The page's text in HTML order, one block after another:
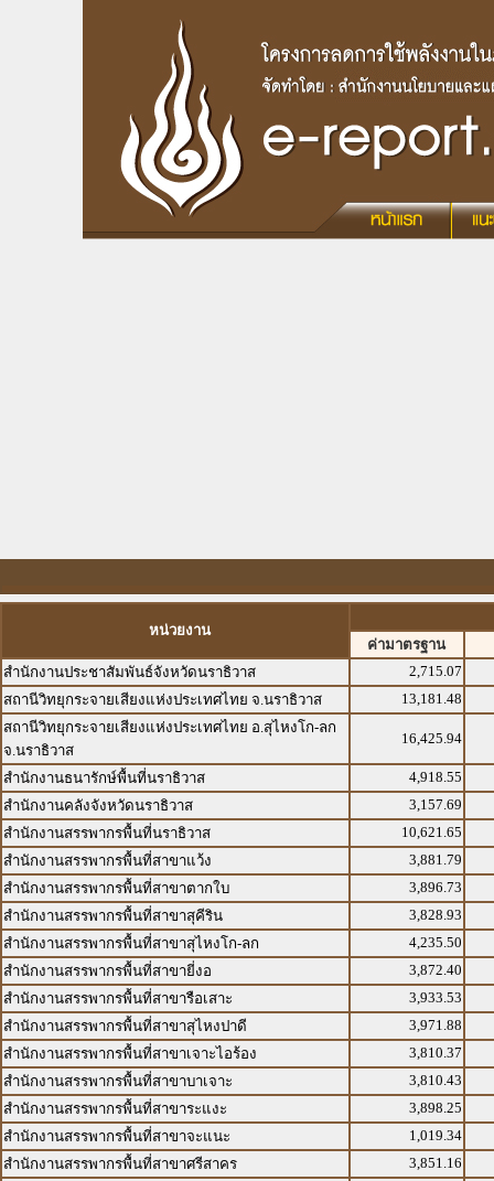
หน่วยงาน
ค่ามาตรฐาน
สำนักงานประชาสัมพันธ์จังหวัดนราธิวาส
2,715.07
สถานีวิทยุกระจายเสียงแห่งประเทศไทย จ.นราธิวาส
13,181.48
สถานีวิทยุกระจายเสียงแห่งประเทศไทย อ.สุไหงโก-ลก
จ.นราธิวาส
16,425.94
สำนักงานธนารักษ์พื้นที่นราธิวาส
4,918.55
สำนักงานคลังจังหวัดนราธิวาส
3,157.69
สำนักงานสรรพากรพื้นที่นราธิวาส
10,621.65
สำนักงานสรรพากรพื้นที่สาขาแว้ง
3,881.79
สำนักงานสรรพากรพื้นที่สาขาตากใบ
3,896.73
สำนักงานสรรพากรพื้นที่สาขาสุคีริน
3,828.93
สำนักงานสรรพากรพื้นที่สาขาสุไหงโก-ลก
4,235.50
สำนักงานสรรพากรพื้นที่สาขายี่งอ
3,872.40
สำนักงานสรรพากรพื้นที่สาขารือเสาะ
3,933.53
สำนักงานสรรพากรพื้นที่สาขาสุไหงปาดี
3,971.88
สำนักงานสรรพากรพื้นที่สาขาเจาะไอร้อง
3,810.37
สำนักงานสรรพากรพื้นที่สาขาบาเจาะ
3,810.43
สำนักงานสรรพากรพื้นที่สาขาระแงะ
3,898.25
สำนักงานสรรพากรพื้นที่สาขาจะแนะ
1,019.34
สำนักงานสรรพากรพื้นที่สาขาศรีสาคร
3,851.16